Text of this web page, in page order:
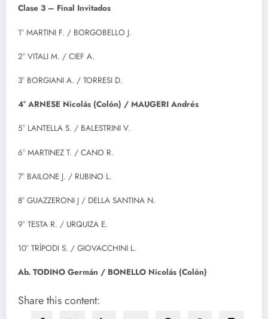
Clase 3 – Final Invitados
1° MARTINI F. / BORGOBELLO J.
2° VITALI M. / CIEF A.
3° BORGIANI A. / TORRESI D.
4° ARNESE Nicolás (Colón) / MAUGERI Andrés
5° LANTELLA S. / BALESTRINI V.
6° MARTINEZ T. / CANO R.
7° BAILONE J. / RUBINO L.
8° GUAZZERONI J / DELLA SANTINA N.
9° TESTA R. / URQUIZA E.
10° TRÍPODI S. / GIOVACCHINI L.
Ab. TODINO Germán / BONELLO Nicolás (Colón)
Share this content: